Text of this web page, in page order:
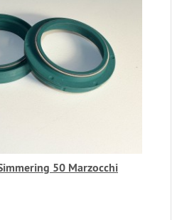
50 Marzocchi